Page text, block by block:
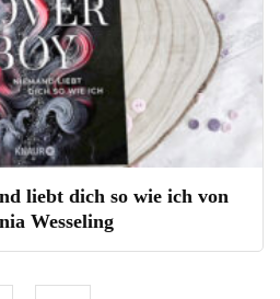
liebt dich so wie ich von
Wesseling